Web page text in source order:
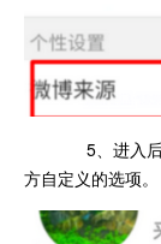
5、进入后
方自定义的选项。